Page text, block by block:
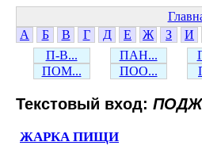
А
Б В Г Д Е Ж З И
П-В...
ПАН...
ПОМ...
ПОО...
Текстовый вход:
ЖАРКА ПИЩИ